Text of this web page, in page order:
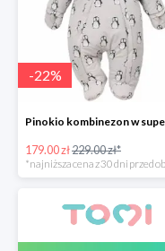
-22%
179.00 zł229.00 zł*